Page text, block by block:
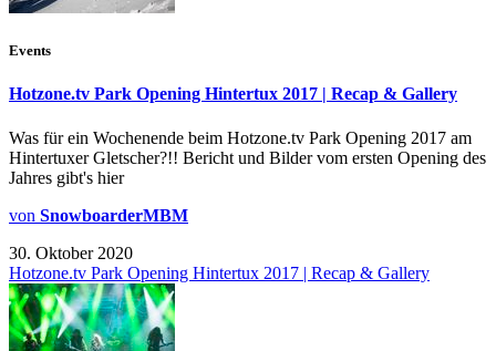
Events
Hotzone.tv Park Opening Hintertux 2017 | Recap & Gallery
Was für ein Wochenende beim Hotzone.tv Park Opening 2017 am
Hintertuxer Gletscher?!! Bericht und Bilder vom ersten Opening des
Jahres gibt's hier
von SnowboarderMBM
30. Oktober 2020
Hotzone.tv Park Opening Hintertux 2017 | Recap & Gallery